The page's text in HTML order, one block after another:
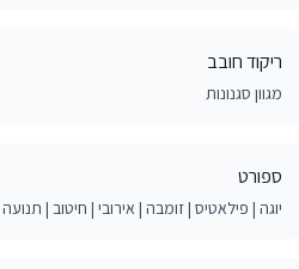
ריקוד חובב
מגוון סגנונות
ספורט
יוגה | פילאטיס | זומבה | אירובי | חיטוב | תנועה